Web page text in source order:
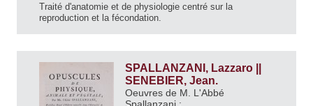
Traité d'anatomie et de physiologie centré sur la
reproduction et la fécondation.
SPALLANZANI, Lazzaro ||
SENEBIER, Jean.
Oeuvres de M. L'Abbé
Spallanzani :